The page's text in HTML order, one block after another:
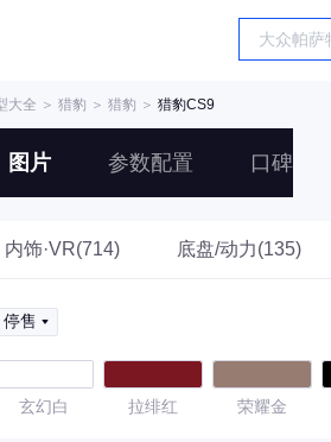
大全 ＞ 猎豹 ＞ 猎豹 ＞ 猎豹CS9
图片 参数配置 口碑
内饰·VR(714) 底盘/动力(135)
停售
玄幻白
拉绯红 荣耀金